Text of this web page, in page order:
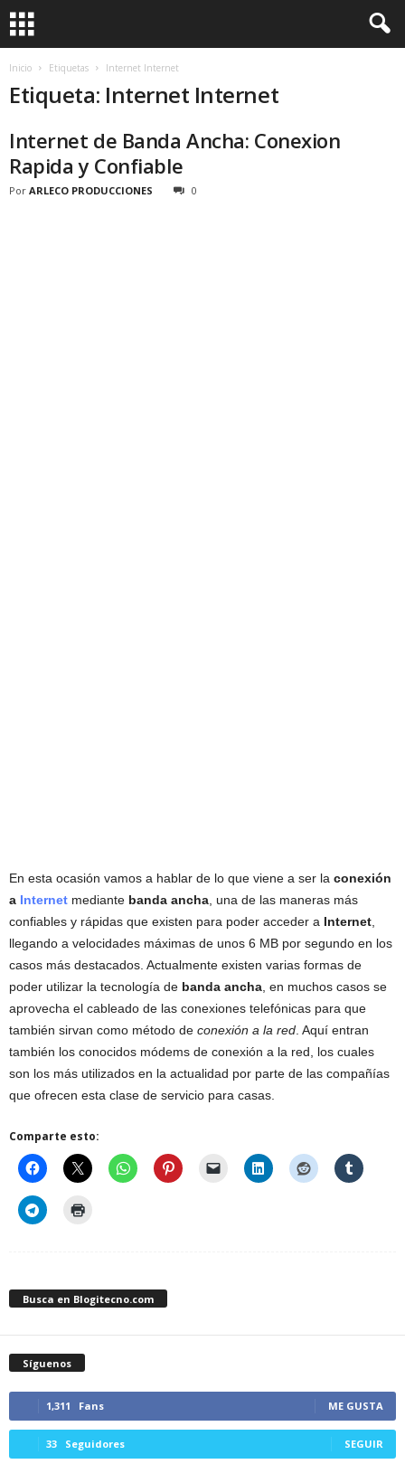
Inicio Etiquetas Internet Internet
Etiqueta: Internet Internet
Internet de Banda Ancha: Conexion
Rapida y Confiable
Por ARLECO PRODUCCIONES 0
En esta ocasión vamos a hablar de lo que viene a ser la conexión
a Internet mediante banda ancha , una de las maneras más
confiables y rápidas que existen para poder acceder a Internet
llegando a velocidades máximas de unos 6 MB por segundo en los
casos más destacados. Actualmente existen varias formas de
poder utilizar la tecnología de banda ancha , en muchos casos se
aprovecha el cableado de las conexiones telefónicas para que
también sirvan como método de conexión a la red . Aquí entran
también los conocidos módems de conexión a la red, los cuales
son los más utilizados en la actualidad por parte de las compañías
que ofrecen esta clase de servicio para casas.
Comparte esto:
Busca en Blogitecno.com
Síguenos
1,311 Fans ME GUSTA
33 Seguidores SEGUIR